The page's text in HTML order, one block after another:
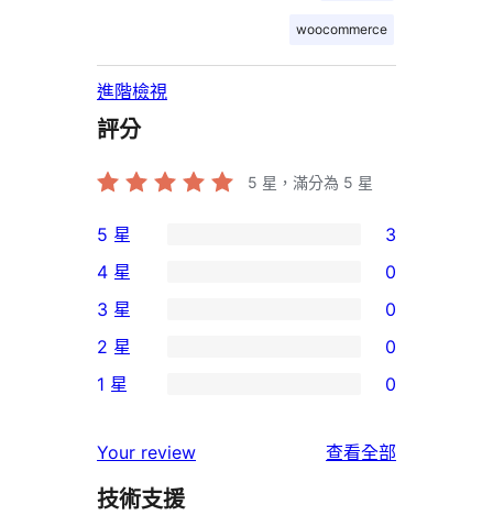
woocommerce
進階檢視
評分
5 星，滿分為 5 星
3
個
5
星
使
者
論
5 星 3
個
4
星
用
者
4 星 0
0
個
3
使
用
3 星 0
個
星
使
2 星 0
1
星
1 星 0
Your review 查看全部
技術支援